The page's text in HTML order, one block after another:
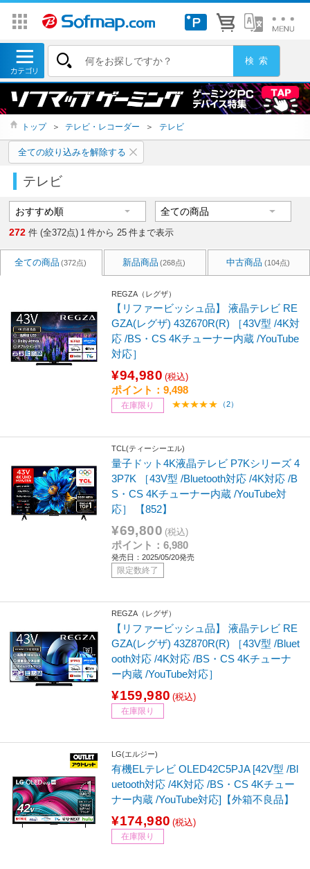
トップ ＞ テレビ・レコーダー ＞ テレビ
全ての絞り込みを解除する
テレビ
272 件 (全372点) 1 件から 25 件まで表示
全ての商品 (372点) 新品商品 (268点) 中古商品 (104点)
REGZA（レグザ）
【リファービッシュ品】 液晶テレビ RE
GZA(レグザ) 43Z670R(R) ［43V型 /4K対
応 /BS・CS 4Kチューナー内蔵 /YouTube
対応］
¥94,980 (税込)
ポイント：9,498
在庫限り （2）
TCL(ティーシーエル)
量子ドット4K液晶テレビ P7Kシリーズ 4
3P7K ［43V型 /Bluetooth対応 /4K対応 /B
S・CS 4Kチューナー内蔵 /YouTube対
応］ 【852】
¥69,800 (税込)
ポイント：6,980
発売日：2025/05/20発売
限定数終了
REGZA（レグザ）
【リファービッシュ品】 液晶テレビ RE
GZA(レグザ) 43Z870R(R) ［43V型 /Bluet
ooth対応 /4K対応 /BS・CS 4Kチューナ
ー内蔵 /YouTube対応］
¥159,980 (税込)
在庫限り
LG(エルジー)
有機ELテレビ OLED42C5PJA [42V型 /Bl
uetooth対応 /4K対応 /BS・CS 4Kチュー
ナー内蔵 /YouTube対応]【外箱不良品】
¥174,980 (税込)
在庫限り